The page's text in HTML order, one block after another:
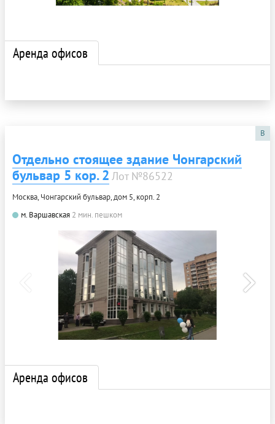
Аренда офисов
B
Отдельно стоящее здание Чонгарский
бульвар 5 кор. 2 Лот №86522
Москва, Чонгарский бульвар, дом 5, корп. 2
м. Варшавская 2 мин. пешком
Аренда офисов